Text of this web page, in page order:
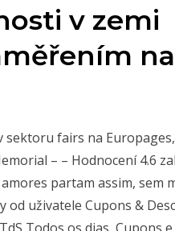
v zemi
sektoru fairs na
– – Hodnocení 4.6
partam assim, sem
od uživatele Cupons &